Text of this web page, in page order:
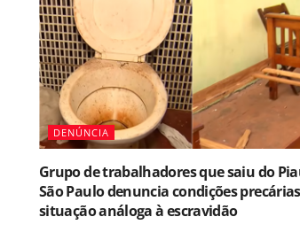
DENÚNCIA
Grupo de trabalhadores que saiu do
São Paulo denuncia condições
situação análoga à escravidão